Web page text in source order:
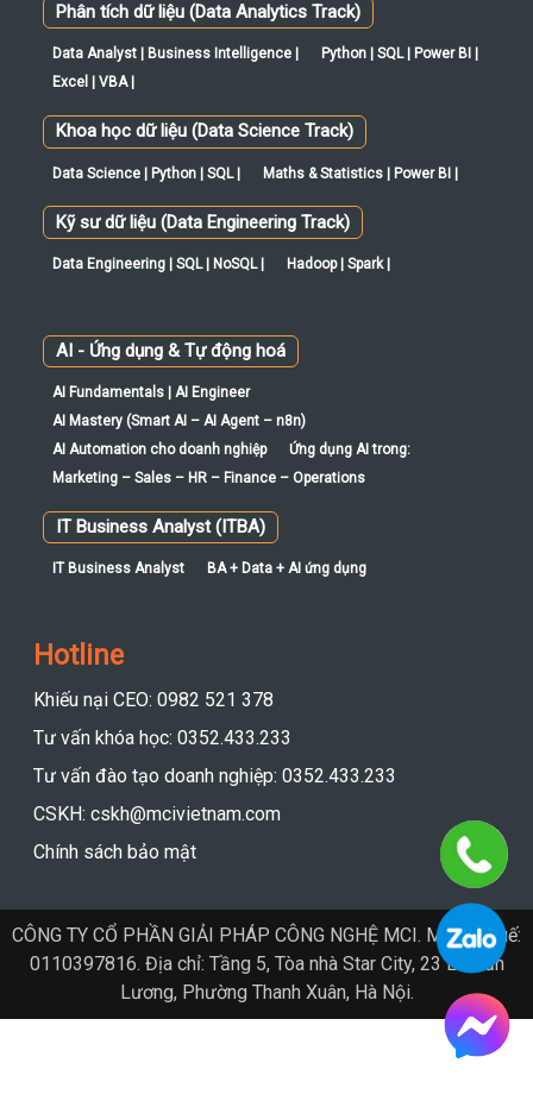
Phân tích dữ liệu (Data Analytics Track)
Data Analyst | Business Intelligence |
Python | SQL | Power BI |
Excel | VBA |
Khoa học dữ liệu (Data Science Track)
Data Science | Python | SQL | Maths & Statistics | Power BI |
Kỹ sư dữ liệu (Data Engineering Track)
Data Engineering | SQL | NoSQL | Hadoop | Spark |
AI - Ứng dụng & Tự động hoá
AI Fundamentals | AI Engineer
AI Mastery (Smart AI – AI Agent – n8n)
AI Automation cho doanh nghiệp
Ứng dụng AI trong:
Marketing – Sales – HR – Finance – Operations
IT Business Analyst (ITBA)
IT Business Analyst BA + Data + AI ứng dụng
Hotline
Khiếu nại CEO: 0982 521 378
Tư vấn khóa học: 0352.433.233
Tư vấn đào tạo doanh nghiệp: 0352.433.233
CSKH: cskh@mcivietnam.com
Chính sách bảo mật
CÔNG TY CỔ PHẦN GIẢI PHÁP CÔNG NGHỆ MCI. Mã số thuế:
0110397816. Địa chỉ: Tầng 5, Tòa nhà Star City, 23 Lê Văn
Lương, Phường Thanh Xuân, Hà Nội.